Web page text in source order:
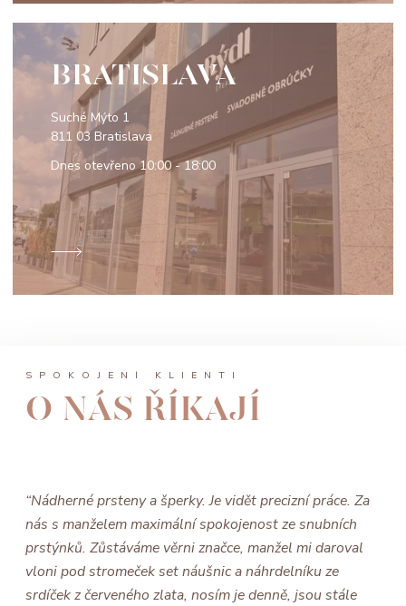
BRATISLAVA
Suché Mýto 1
811 03 Bratislava
Dnes otevřeno10:00 - 18:00
SPOKOJENÍ KLIENTI
O NÁS ŘÍKAJÍ
“Nádherné prsteny a šperky. Je vidět precizní práce. Za
nás s manželem maximální spokojenost ze snubních
prstýnků. Zůstáváme věrni značce, manžel mi daroval
vloni pod stromeček set náušnic a náhrdelníku ze
srdíček z červeného zlata, nosím je denně, jsou stále